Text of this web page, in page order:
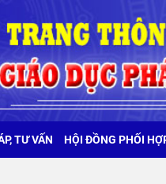
TƯ VẤN HỘI ĐỒNG PHỐI